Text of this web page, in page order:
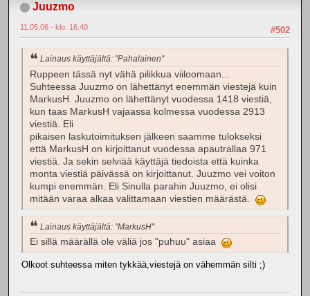
Juuzmo
#502
11.05.06 - klo: 16.40
Lainaus käyttäjältä: "Pahalainen"
Ruppeen tässä nyt vähä pilikkua viiloomaan...
Suhteessa Juuzmo on lähettänyt enemmän viestejä kuin
MarkusH. Juuzmo on lähettänyt vuodessa 1418 viestiä,
kun taas MarkusH vajaassa kolmessa vuodessa 2913
viestiä. Eli
pikaisen laskutoimituksen jälkeen saamme tulokseksi
että MarkusH on kirjoittanut vuodessa apautrallaa 971
viestiä. Ja sekin selviää käyttäjä tiedoista että kuinka
monta viestiä päivässä on kirjoittanut. Juuzmo vei voiton
kumpi enemmän. Eli Sinulla parahin Juuzmo, ei olisi
mitään varaa alkaa valittamaan viestien määrästä.
Lainaus käyttäjältä: "MarkusH"
Ei sillä määrällä ole väliä jos "puhuu" asiaa
Olkoot suhteessa miten tykkää,viestejä on vähemmän silti ;)